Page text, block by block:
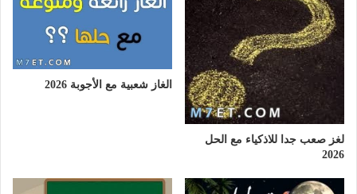
لغز صعب جدا للاذكياء مع الحل
2026
الغاز شعبية مع الأجوبة 2026